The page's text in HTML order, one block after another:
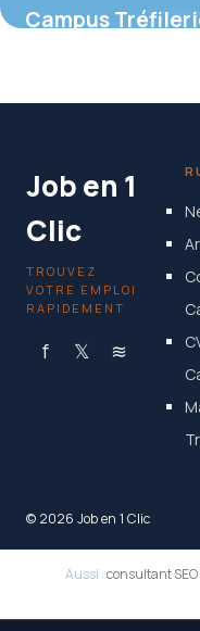
Campus
Job en 1
Clic
TROUVEZ
VOTRE EMPLOI
RAPIDEMENT
f 𝕏 ≋
© 2026 Job en 1 Clic
Aussi :consultant